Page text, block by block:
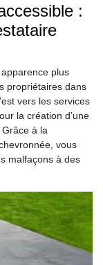
:
plus
propriétaires dans
vers les services
la création d’une
à la
vous
malfaçons à des